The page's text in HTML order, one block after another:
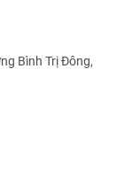
Bình Trị Đông,